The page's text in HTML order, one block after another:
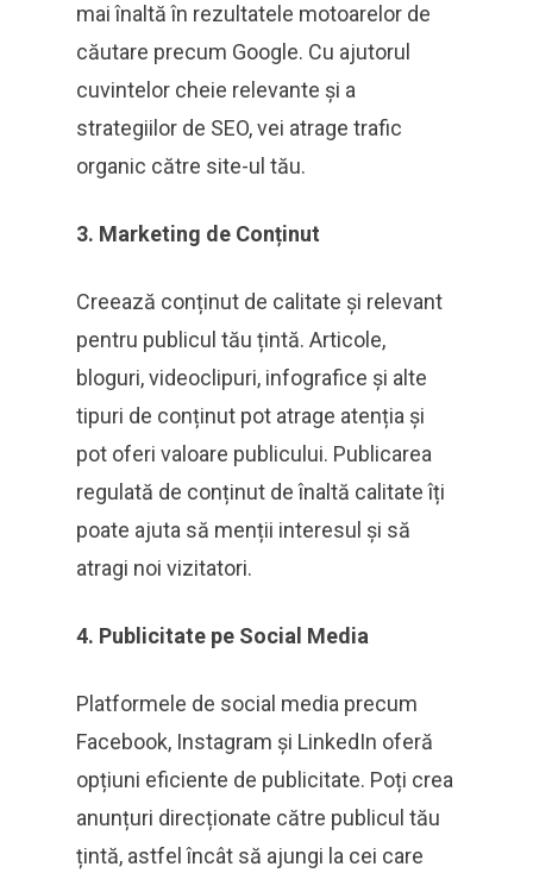
mai înaltă în rezultatele motoarelor de
căutare precum Google. Cu ajutorul
cuvintelor cheie relevante și a
strategiilor de SEO, vei atrage trafic
organic către site-ul tău.
3. Marketing de Conținut
Creează conținut de calitate și relevant
pentru publicul tău țintă. Articole,
bloguri, videoclipuri, infografice și alte
tipuri de conținut pot atrage atenția și
pot oferi valoare publicului. Publicarea
regulată de conținut de înaltă calitate îți
poate ajuta să menții interesul și să
atragi noi vizitatori.
4. Publicitate pe Social Media
Platformele de social media precum
Facebook, Instagram și LinkedIn oferă
opțiuni eficiente de publicitate. Poți crea
anunțuri direcționate către publicul tău
țintă, astfel încât să ajungi la cei care